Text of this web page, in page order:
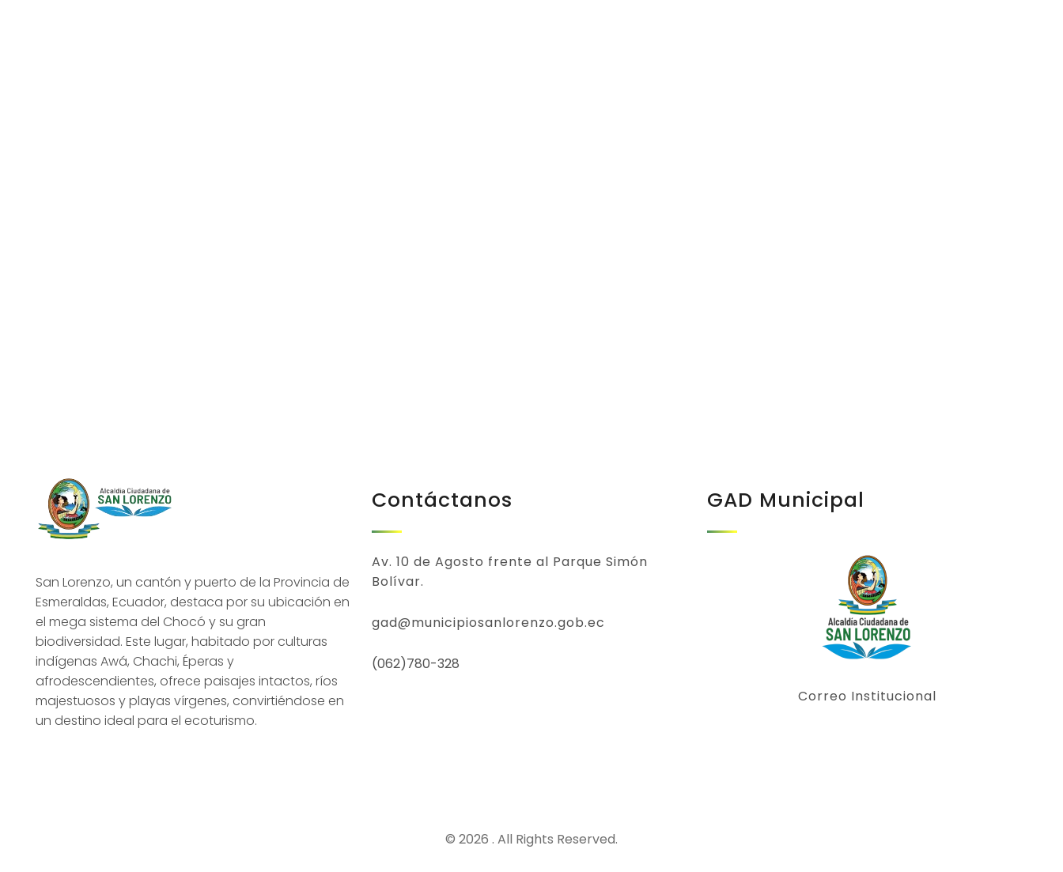
San Lorenzo, un cantón y puerto de la Provincia de
Esmeraldas, Ecuador, destaca por su ubicación en
el mega sistema del Chocó y su gran
biodiversidad. Este lugar, habitado por culturas
indígenas Awá, Chachi, Éperas y
afrodescendientes, ofrece paisajes intactos, ríos
majestuosos y playas vírgenes, convirtiéndose en
un destino ideal para el ecoturismo.
Contáctanos
Av. 10 de Agosto frente al Parque Simón
Bolívar.
gad@municipiosanlorenzo.gob.ec
(062)780-328
GAD Municipal
Correo Institucional
© 2026 . All Rights Reserved.